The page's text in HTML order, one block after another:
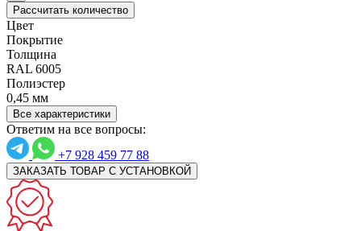
Рассчитать количество
Цвет
Покрытие
Толщина
RAL 6005
Полиэстер
0,45 мм
Все характеристики
Ответим на все вопросы:
+7 928 459 77 88
ЗАКАЗАТЬ ТОВАР С УСТАНОВКОЙ